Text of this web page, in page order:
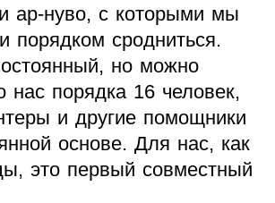
ар-нуво, с которыми мы
порядком сродниться.
но можно
нас порядка 16 человек,
и другие помощники
основе. Для нас, как
это первый совместный